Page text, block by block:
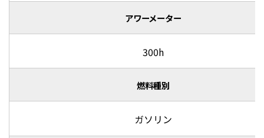
アワーメーター
300h
燃料種別
ガソリン